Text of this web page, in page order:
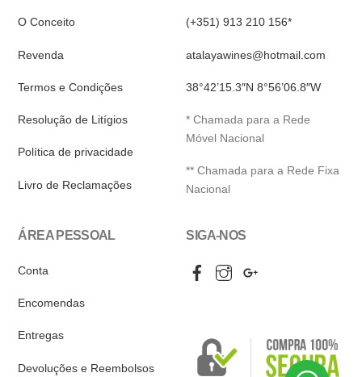
O Conceito
Revenda
Termos e Condições
Resolução de Litígios
Política de privacidade
Livro de Reclamações
(+351) 913 210 156*
atalayawines@hotmail.com
38°42’15.3″N 8°56’06.8″W
* Chamada para a Rede
Móvel Nacional
** Chamada para a Rede Fixa
Nacional
ÁREA PESSOAL
Conta
Encomendas
Entregas
Devoluções e Reembolsos
SIGA-NOS
FacebookInstagram